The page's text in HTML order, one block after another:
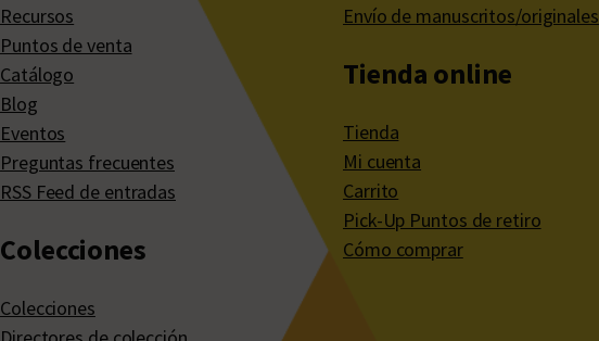
Recursos
Puntos de venta
Catálogo
Blog
Eventos
Preguntas frecuentes
RSS Feed de entradas
Colecciones
Colecciones
Envío de manuscritos/originales
Tienda online
Tienda
Mi cuenta
Carrito
Pick-Up Puntos de retiro
Cómo comprar